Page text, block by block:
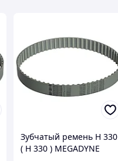
Зубчатый ремень H 330
( Н 330 ) MEGADYNE